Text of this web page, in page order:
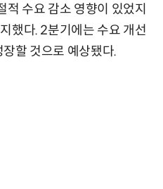
수요 감소 영향이 있었지
했다. 2분기에는 수요 개선
할 것으로 예상됐다.